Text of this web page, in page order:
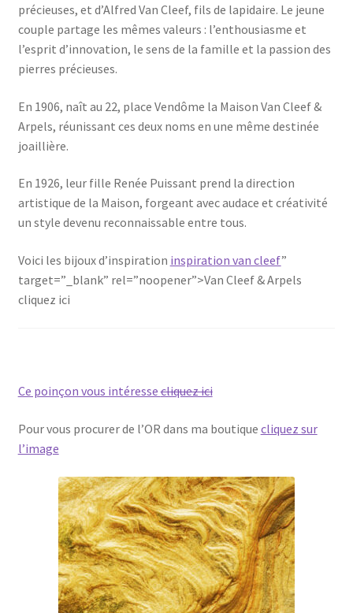
précieuses, et d’Alfred Van Cleef, fils de lapidaire. Le jeune
couple partage les mêmes valeurs : l’enthousiasme et
l’esprit d’innovation, le sens de la famille et la passion des
pierres précieuses.
En 1906, naît au 22, place Vendôme la Maison Van Cleef &
Arpels, réunissant ces deux noms en une même destinée
joaillière.
En 1926, leur fille Renée Puissant prend la direction
artistique de la Maison, forgeant avec audace et créativité
un style devenu reconnaissable entre tous.
Voici les bijoux d’inspiration inspiration van cleef”
target=”_blank” rel=”noopener”>Van Cleef & Arpels
cliquez ici
Ce poinçon vous intéressecliquez ici
Pour vous procurer de l’OR dans ma boutique cliquez sur
l’image